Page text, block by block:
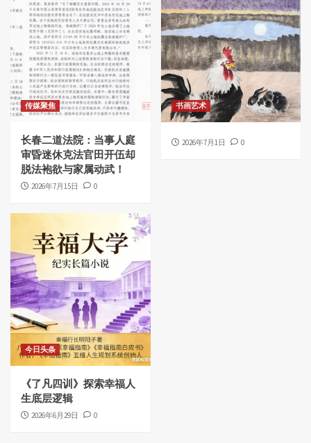
传媒聚焦
长春二道法院：当事人庭
审昏迷休克法官田开伍却
脱法袍欲与家属动武！
2026年7月15日 0
书画艺术
2026年7月1日 0
今日头条
《了凡四训》探索幸福人
生底层逻辑
2026年6月29日 0